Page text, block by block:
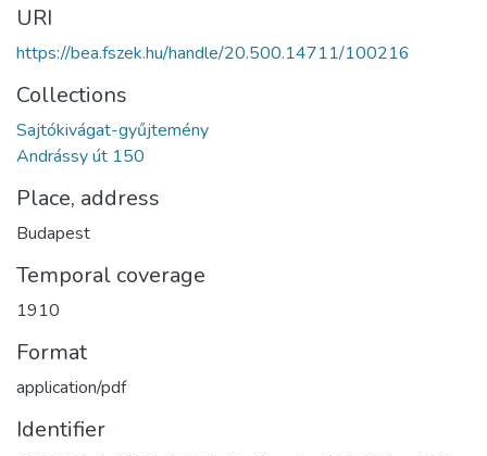
URI
https://bea.fszek.hu/handle/20.500.14711/100216
Collections
Sajtókivágat-gyűjtemény
Andrássy út 150
Place, address
Budapest
Temporal coverage
1910
Format
application/pdf
Identifier